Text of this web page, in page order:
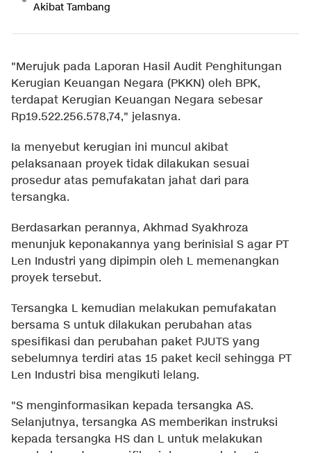
Akibat Tambang
"Merujuk pada Laporan Hasil Audit Penghitungan
Kerugian Keuangan Negara (PKKN) oleh BPK,
terdapat Kerugian Keuangan Negara sebesar
Rp19.522.256.578,74," jelasnya.
Ia menyebut kerugian ini muncul akibat
pelaksanaan proyek tidak dilakukan sesuai
prosedur atas pemufakatan jahat dari para
tersangka.
Berdasarkan perannya, Akhmad Syakhroza
menunjuk keponakannya yang berinisial S agar PT
Len Industri yang dipimpin oleh L memenangkan
proyek tersebut.
Tersangka L kemudian melakukan pemufakatan
bersama S untuk dilakukan perubahan atas
spesifikasi dan perubahan paket PJUTS yang
sebelumnya terdiri atas 15 paket kecil sehingga PT
Len Industri bisa mengikuti lelang.
"S menginformasikan kepada tersangka AS.
Selanjutnya, tersangka AS memberikan instruksi
kepada tersangka HS dan L untuk melakukan